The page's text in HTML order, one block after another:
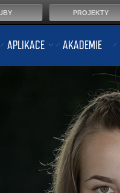
APLIKACE AKADEMIE
PROJEKTY